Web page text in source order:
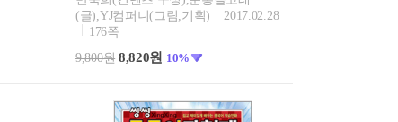
(글),YJ컴퍼니(그림,기획)
2017.02.28
176쪽
9,800원 8,820원 10%